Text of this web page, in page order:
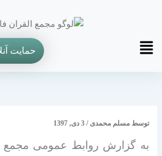
Main
Menu
حمایت
توسط مسلم محمدی/3 دی, 1397
به گزارش روابط عمومی مجمع